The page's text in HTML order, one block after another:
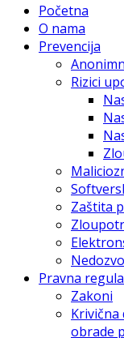
Početna
O nama
Prevencija
Rizici
Zaštita
Pravna
Zakoni
obrade